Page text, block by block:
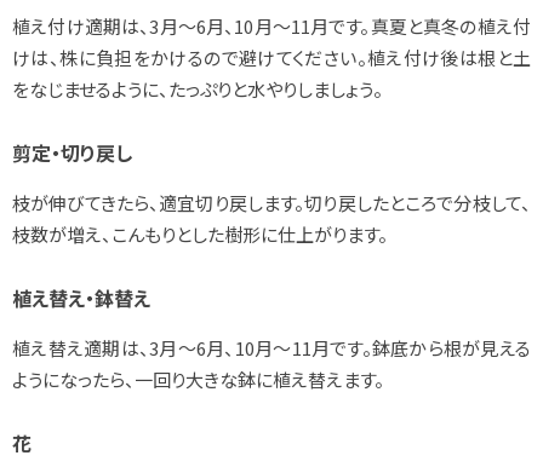
植え付け適期は、3月～6月、10月～11月です。真夏と真冬の植え付
けは、株に負担をかけるので避けてください。植え付け後は根と土
をなじませるように、たっぷりと水やりしましょう。
剪定・切り戻し
枝が伸びてきたら、適宜切り戻します。切り戻したところで分枝して、
枝数が増え、こんもりとした樹形に仕上がります。
植え替え・鉢替え
植え替え適期は、3月～6月、10月～11月です。鉢底から根が見える
ようになったら、一回り大きな鉢に植え替えます。
花